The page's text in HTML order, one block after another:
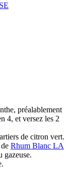
préalablement
4, et versez les 2
de citron vert.
Rhum Blanc LA
gazeuse.